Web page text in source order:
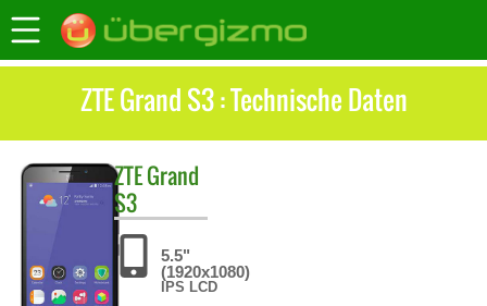
ZTE Grand S3 : Technische Daten
ZTEGrand
S3
5.5"
(1920x1080)
IPS LCD